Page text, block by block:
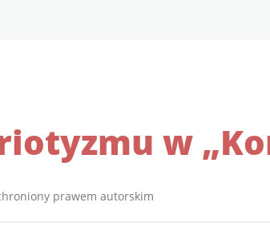
w
prawem autorskim